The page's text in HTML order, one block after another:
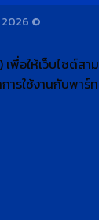
©
พื่อให้เว็บไซต์ส
รใช้งานกับพาร์